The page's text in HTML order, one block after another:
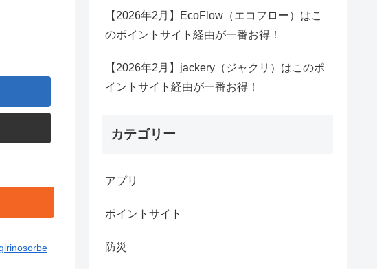
【2026年2月】EcoFlow（エコフロー）はこ
のポイントサイト経由が一番お得！
【2026年2月】jackery（ジャクリ）はこのポ
イントサイト経由が一番お得！
カテゴリー
アプリ
ポイントサイト
防災